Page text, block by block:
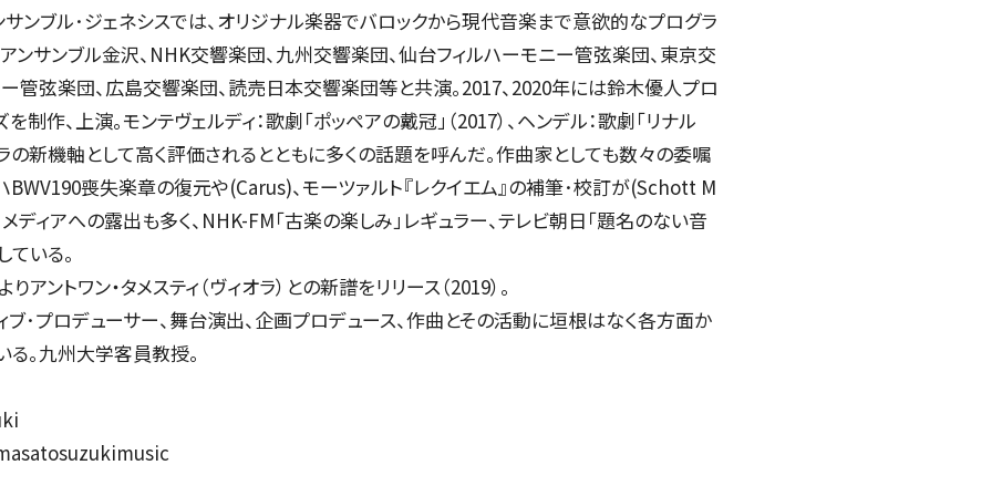
SOCIAL INITIATIVES
社会への取り組み
ンブル･ジェネシスでは、オリジナル楽器でバロックから現代音楽まで意欲的なプログラ
ンサンブル金沢、NHK交響楽団、九州交響楽団、仙台フィルハーモニー管弦楽団、東京交
管弦楽団、広島交響楽団、読売日本交響楽団等と共演。2017、2020年には鈴木優人プロ
制作、上演。モンテヴェルディ：歌劇「ポッペアの戴冠」（2017）、ヘンデル：歌劇「リナル
ラの新機軸として高く評価されるとともに多くの話題を呼んだ。作曲家としても数々の委嘱
BWV190喪失楽章の復元や(Carus)、モーツァルト『レクイエム』の補筆･校訂が(Schott M
ディアへの露出も多く、NHK-FM「古楽の楽しみ」レギュラー、テレビ朝日「題名のない音
いる。
アントワン・タメスティ（ヴィオラ）との新譜をリリース（2019）。
･プロデューサー、舞台演出、企画プロデュース、作曲とその活動に垣根はなく各方面か
。九州大学客員教授。